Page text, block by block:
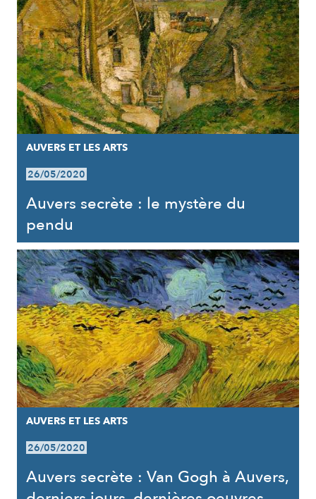
AUVERS ET LES ARTS
26/05/2020
Auvers secrète : le mystère du
pendu
AUVERS ET LES ARTS
26/05/2020
Auvers secrète : Van Gogh à Auvers,